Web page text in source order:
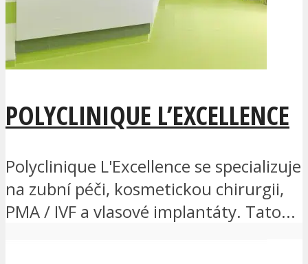
POLYCLINIQUE L’EXCELLENCE
Polyclinique L'Excellence se specializuje
na zubní péči, kosmetickou chirurgii,
PMA / IVF a vlasové implantáty. Tato...